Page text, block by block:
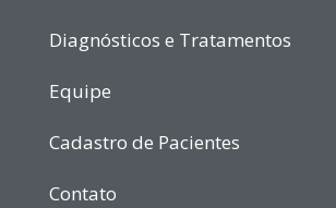
Diagnósticos e Tratamentos
Equipe
Cadastro de Pacientes
Contato